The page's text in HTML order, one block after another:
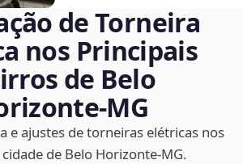
de Torneira
nos Principais
de Belo
e ajustes de torneiras elétricas nos
de Belo Horizonte‑MG.